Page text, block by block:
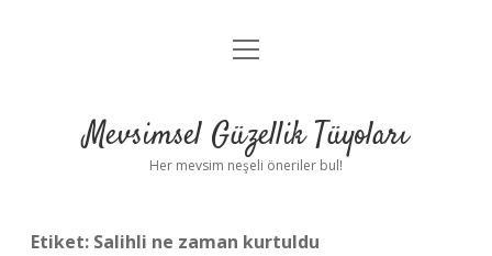
Anasayfa
Yasal Uyarı
menüyü
Mevsimsel Güzellik Tüyoları
Her mevsim neşeli öneriler bul!
Etiket: Salihli ne zaman kurtuldu